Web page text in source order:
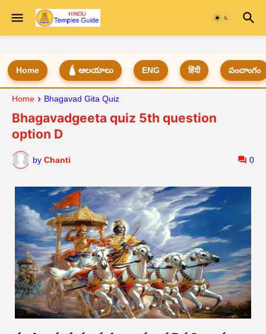
Home 🛕 ఆలయాలు ENG हिंदी పంచాంగం
Home Bhagavad Gita Quiz
Bhagavadgeeta quiz 5th question
option D
by Chanti 0